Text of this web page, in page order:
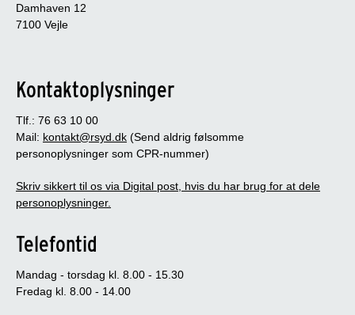
Damhaven 12
7100 Vejle
Kontaktoplysninger
Tlf.: 76 63 10 00
Mail: kontakt@rsyd.dk (Send aldrig følsomme
personoplysninger som CPR-nummer)
Skriv sikkert til os via Digital post, hvis du har brug for at dele
personoplysninger.
Telefontid
Mandag - torsdag kl. 8.00 - 15.30
Fredag kl. 8.00 - 14.00